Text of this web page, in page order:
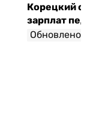
Корецкий
зарплат
Обновлено